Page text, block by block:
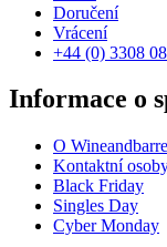
Doručení
Vrácení
+44 (0) 3308
Informace o
O
Kontaktní
Black Friday
Singles Day
Cyber Monday